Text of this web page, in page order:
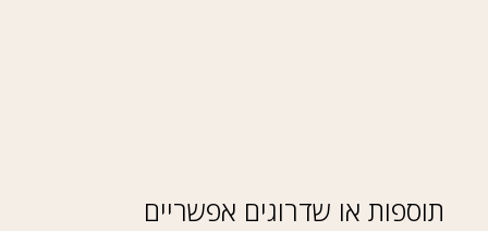
תוספות או שדרוגים אפשריים